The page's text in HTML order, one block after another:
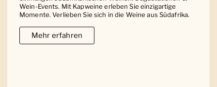
Wein-Events. Mit Kapweine erleben Sie einzigartige
Momente. Verlieben Sie sich in die Weine aus Südafrika.
Mehr erfahren